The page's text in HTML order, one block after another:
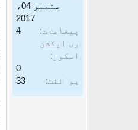
ر
ن
و
ستمبر 04،
2017
پیغامات
4
ری ایکشن
اسکور
0
پوائنٹ
33